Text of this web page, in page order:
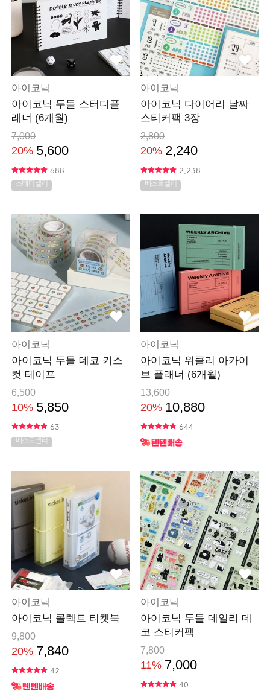
아이코닉
아이코닉 두들 스터디플
래너 (6개월)
7,000
20% 5,600
688
스테디셀러
아이코닉
아이코닉 다이어리 날짜
스티커팩 3장
2,800
20% 2,240
2,238
베스트셀러
아이코닉
아이코닉 두들 데코 키스
컷 테이프
6,500
10% 5,850
63
베스트셀러
아이코닉
아이코닉 위클리 아카이
브 플래너 (6개월)
13,600
20% 10,880
644
아이코닉
아이코닉 콜렉트 티켓북
9,800
20% 7,840
42
아이코닉
아이코닉 두들 데일리 데
코 스티커팩
7,800
11% 7,000
40